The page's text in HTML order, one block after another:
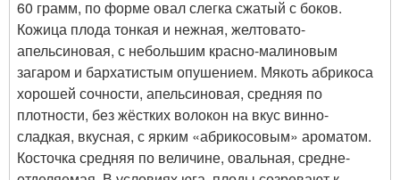
60 грамм, по форме овал слегка сжатый с боков.
Кожица плода тонкая и нежная, желтовато-
апельсиновая, с небольшим красно-малиновым
загаром и бархатистым опушением. Мякоть абрикоса
хорошей сочности, апельсиновая, средняя по
плотности, без жёстких волокон на вкус винно-
сладкая, вкусная, с ярким «абрикосовым» ароматом.
Косточка средняя по величине, овальная, средне-